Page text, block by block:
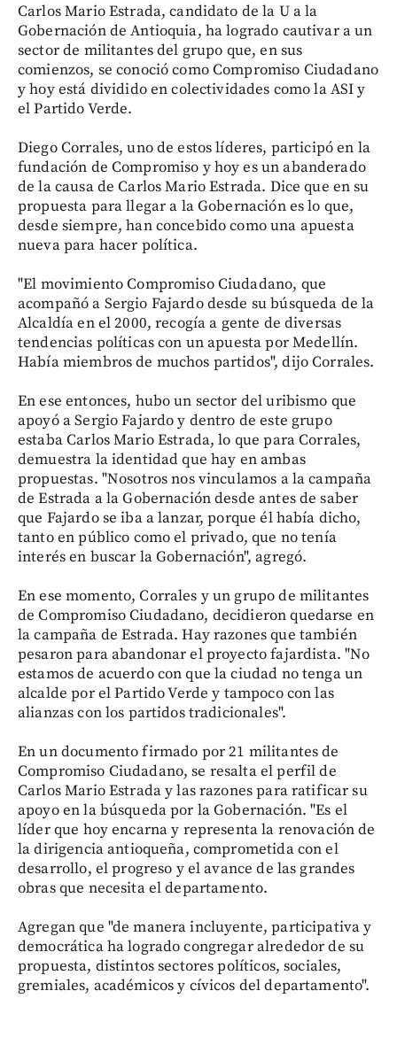
Carlos Mario Estrada, candidato de la U a la
Gobernación de Antioquia, ha logrado cautivar a un
sector de militantes del grupo que, en sus
comienzos, se conoció como Compromiso Ciudadano
y hoy está dividido en colectividades como la ASI y
el Partido Verde.
Diego Corrales, uno de estos líderes, participó en la
fundación de Compromiso y hoy es un abanderado
de la causa de Carlos Mario Estrada. Dice que en su
propuesta para llegar a la Gobernación es lo que,
desde siempre, han concebido como una apuesta
nueva para hacer política.
"El movimiento Compromiso Ciudadano, que
acompañó a Sergio Fajardo desde su búsqueda de la
Alcaldía en el 2000, recogía a gente de diversas
tendencias políticas con un apuesta por Medellín.
Había miembros de muchos partidos", dijo Corrales.
En ese entonces, hubo un sector del uribismo que
apoyó a Sergio Fajardo y dentro de este grupo
estaba Carlos Mario Estrada, lo que para Corrales,
demuestra la identidad que hay en ambas
propuestas. "Nosotros nos vinculamos a la campaña
de Estrada a la Gobernación desde antes de saber
que Fajardo se iba a lanzar, porque él había dicho,
tanto en público como el privado, que no tenía
interés en buscar la Gobernación", agregó.
En ese momento, Corrales y un grupo de militantes
de Compromiso Ciudadano, decidieron quedarse en
la campaña de Estrada. Hay razones que también
pesaron para abandonar el proyecto fajardista. "No
estamos de acuerdo con que la ciudad no tenga un
alcalde por el Partido Verde y tampoco con las
alianzas con los partidos tradicionales".
En un documento firmado por 21 militantes de
Compromiso Ciudadano, se resalta el perfil de
Carlos Mario Estrada y las razones para ratificar su
apoyo en la búsqueda por la Gobernación. "Es el
líder que hoy encarna y representa la renovación de
la dirigencia antioqueña, comprometida con el
desarrollo, el progreso y el avance de las grandes
obras que necesita el departamento.
Agregan que "de manera incluyente, participativa y
democrática ha logrado congregar alrededor de su
propuesta, distintos sectores políticos, sociales,
gremiales, académicos y cívicos del departamento".